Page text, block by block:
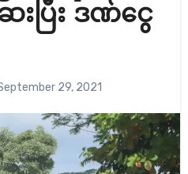
းပြီး ဒဏ်ငွေ
29, 2021